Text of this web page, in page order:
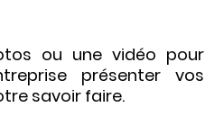
ou une vidéo pour
présenter vos
savoir faire.